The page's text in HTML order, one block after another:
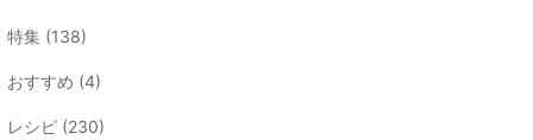
特集 (138)
おすすめ (4)
レシピ (230)